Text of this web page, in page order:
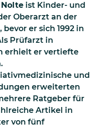
ist Kinder- und
Oberarzt an der
er sich 1992 in
Prüfarzt in
erhielt er vertiefte
und
erweiterten
Ratgeber für
Artikel in
von fünf